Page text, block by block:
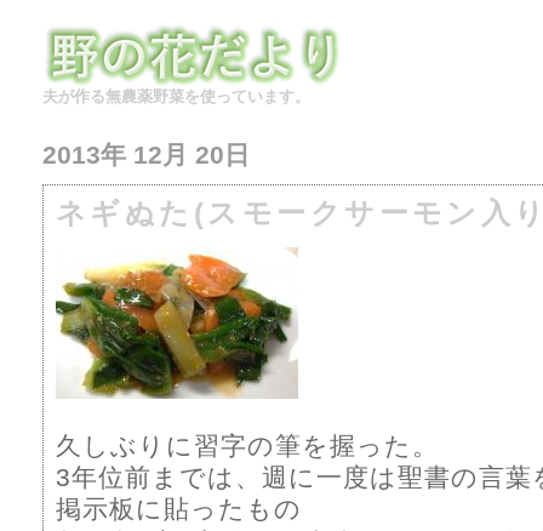
夫が作る無農薬野菜を使っています。
2013年 12月 20日
ネギぬた(スモークサーモン入
久しぶりに習字の筆を握った。
3年位前までは、週に一度は聖書の言葉
掲示板に貼ったもの